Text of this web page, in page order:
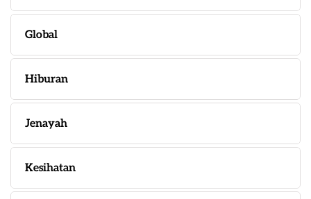
Global
Hiburan
Jenayah
Kesihatan